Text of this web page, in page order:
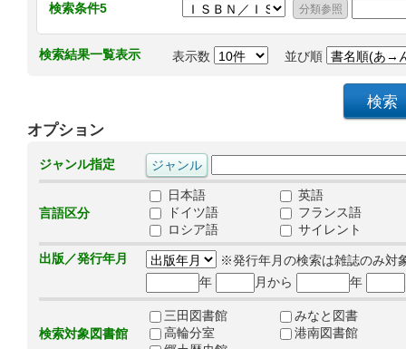
検索条件5
検索結果一覧表示 表示数 並び順
オプション
ジャンル指定
言語区分
日本語
英語
ドイツ語
フランス語
ロシア語
サイレント
出版／発行年月
※発行年月の検索は雑誌のみ対
年
月から 年
検索対象図書館
三田図書館
みなと図書
高輪分室
港南図書館